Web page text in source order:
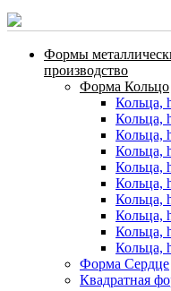
Формы
производство
Форма Кольцо
Кольца,
Кольца,
Кольца,
Кольца,
Кольца,
Кольца,
Кольца,
Кольца,
Кольца,
Кольца,
Форма Сердце
Квадратная